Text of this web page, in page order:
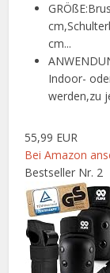
cm...
Indoor-
werden,zu
55,99 EUR
Bei Amazon
Bestseller Nr. 2